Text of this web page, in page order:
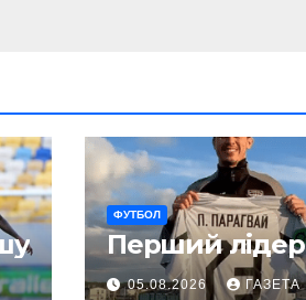
ФУТБОЛ
Перший лідер
05.08.2026 ГАЗЕТА